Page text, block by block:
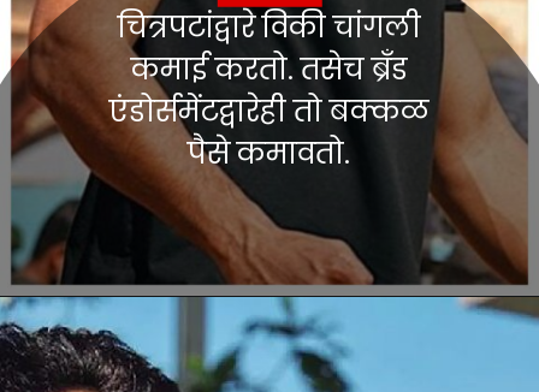
चित्रपटांद्वारे विकी चांगली
कमाई करतो. तसेच ब्रँड
एंडोर्समेंटद्वारेही तो बक्कळ